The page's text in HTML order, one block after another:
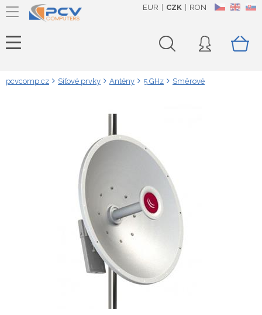
CZ EN SK
EUR CZK RON
pcvcomp.cz Síťové prvky Antény 5 GHz Směrové